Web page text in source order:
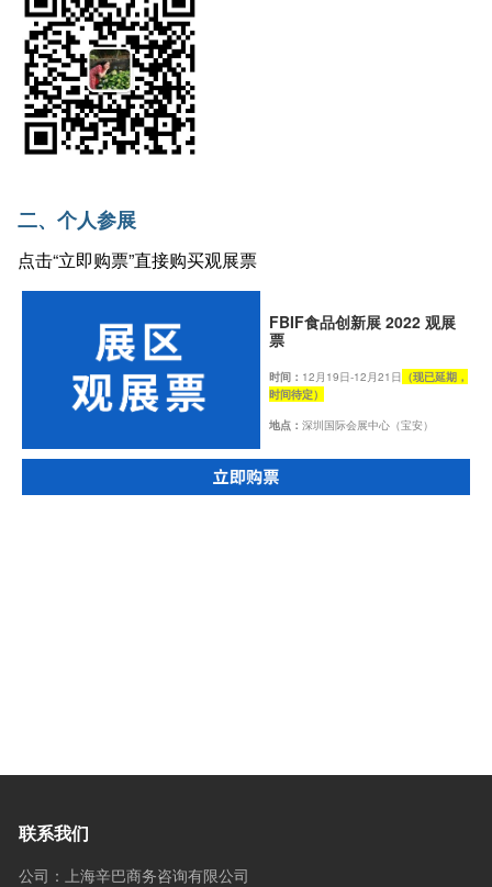
二、个人参展
点击“立即购票”直接购买观展票
FBIF食品创新展 2022 观展
票
时间： 12月19日-12月21日 （现已延期，
时间待定）
地点： 深圳国际会展中心（宝安）
联系我们
公司：上海辛巴商务咨询有限公司